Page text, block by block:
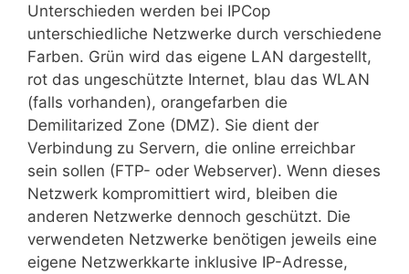
Unterschieden werden bei IPCop
unterschiedliche Netzwerke durch verschiedene
Farben. Grün wird das eigene LAN dargestellt,
rot das ungeschützte Internet, blau das WLAN
(falls vorhanden), orangefarben die
Demilitarized Zone (DMZ). Sie dient der
Verbindung zu Servern, die online erreichbar
sein sollen (FTP- oder Webserver). Wenn dieses
Netzwerk kompromittiert wird, bleiben die
anderen Netzwerke dennoch geschützt. Die
verwendeten Netzwerke benötigen jeweils eine
eigene Netzwerkkarte inklusive IP-Adresse,